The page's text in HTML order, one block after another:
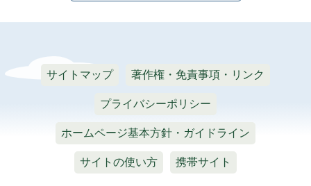
サイトマップ 著作権・免責事項・リンク
プライバシーポリシー
ホームページ基本方針・ガイドライン
サイトの使い方 携帯サイト